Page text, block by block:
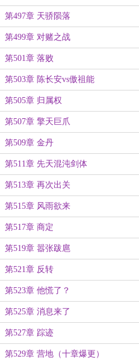
第497章 天骄陨落
第499章 对赌之战
第501章 落败
第503章 陈长安vs傲祖能
第505章 归属权
第507章 擎天巨爪
第509章 金丹
第511章 先天混沌剑体
第513章 再次出关
第515章 风雨欲来
第517章 商定
第519章 嚣张跋扈
第521章 反转
第523章 他慌了？
第525章 消息来了
第527章 踪迹
第529章 营地（十章爆更）